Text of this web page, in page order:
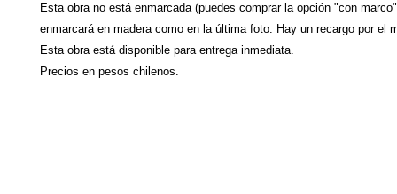
Esta obra no está enmarcada (puedes comprar la opción "con
enmarcará en madera como en la última foto. Hay un recargo por el
Esta obra está disponible para entrega inmediata.
Precios en pesos chilenos.